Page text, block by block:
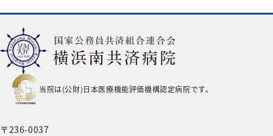
当院は(公財)日本医療機能評価機構認定病院です。
〒236-0037